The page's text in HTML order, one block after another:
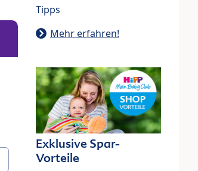
Tipps
Mehr erfahren!
Exklusive Spar-
Vorteile